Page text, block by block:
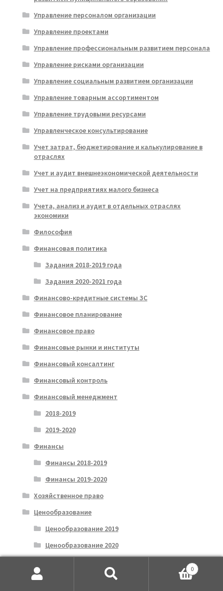
Управление персоналом организации
Управление проектами
Управление профессиональным развитием персонала
Управление рисками организации
Управление социальным развитием организации
Управление товарным ассортиментом
Управление трудовыми ресурсами
Управленческое консультирование
Учет затрат, бюджетирование и калькулирование в
отраслях
Учет и аудит внешнеэкономической деятельности
Учет на предприятиях малого бизнеса
Учета, анализ и аудит в отдельных отраслях
экономики
Философия
Финансовая политика
Задания 2018-2019 года
Задания 2020-2021 года
Финансово-кредитные системы ЗС
Финансовое планирование
Финансовое право
Финансовые рынки и институты
Финансовый консалтинг
Финансовый контроль
Финансовый менеджмент
2018-2019
2019-2020
Финансы
Финансы 2018-2019
Финансы 2019-2020
Хозяйственное право
Ценообразование
Ценообразование 2019
Ценообразование 2020
Экологическое право
0